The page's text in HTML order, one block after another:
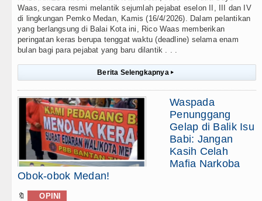
Waas, secara resmi melantik sejumlah pejabat eselon II, III dan IV
di lingkungan Pemko Medan, Kamis (16/4/2026). Dalam pelantikan
yang berlangsung di Balai Kota ini, Rico Waas memberikan
peringatan keras berupa tenggat waktu (deadline) selama enam
bulan bagi para pejabat yang baru dilantik . . .
Berita Selengkapnya ▸
Waspada
Penunggang
Gelap di Balik Isu
Babi: Jangan
Kasih Celah
Mafia Narkoba
Obok-obok Medan!
🔖 OPINI